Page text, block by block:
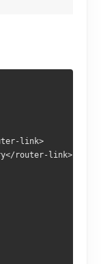
link>
router-link>